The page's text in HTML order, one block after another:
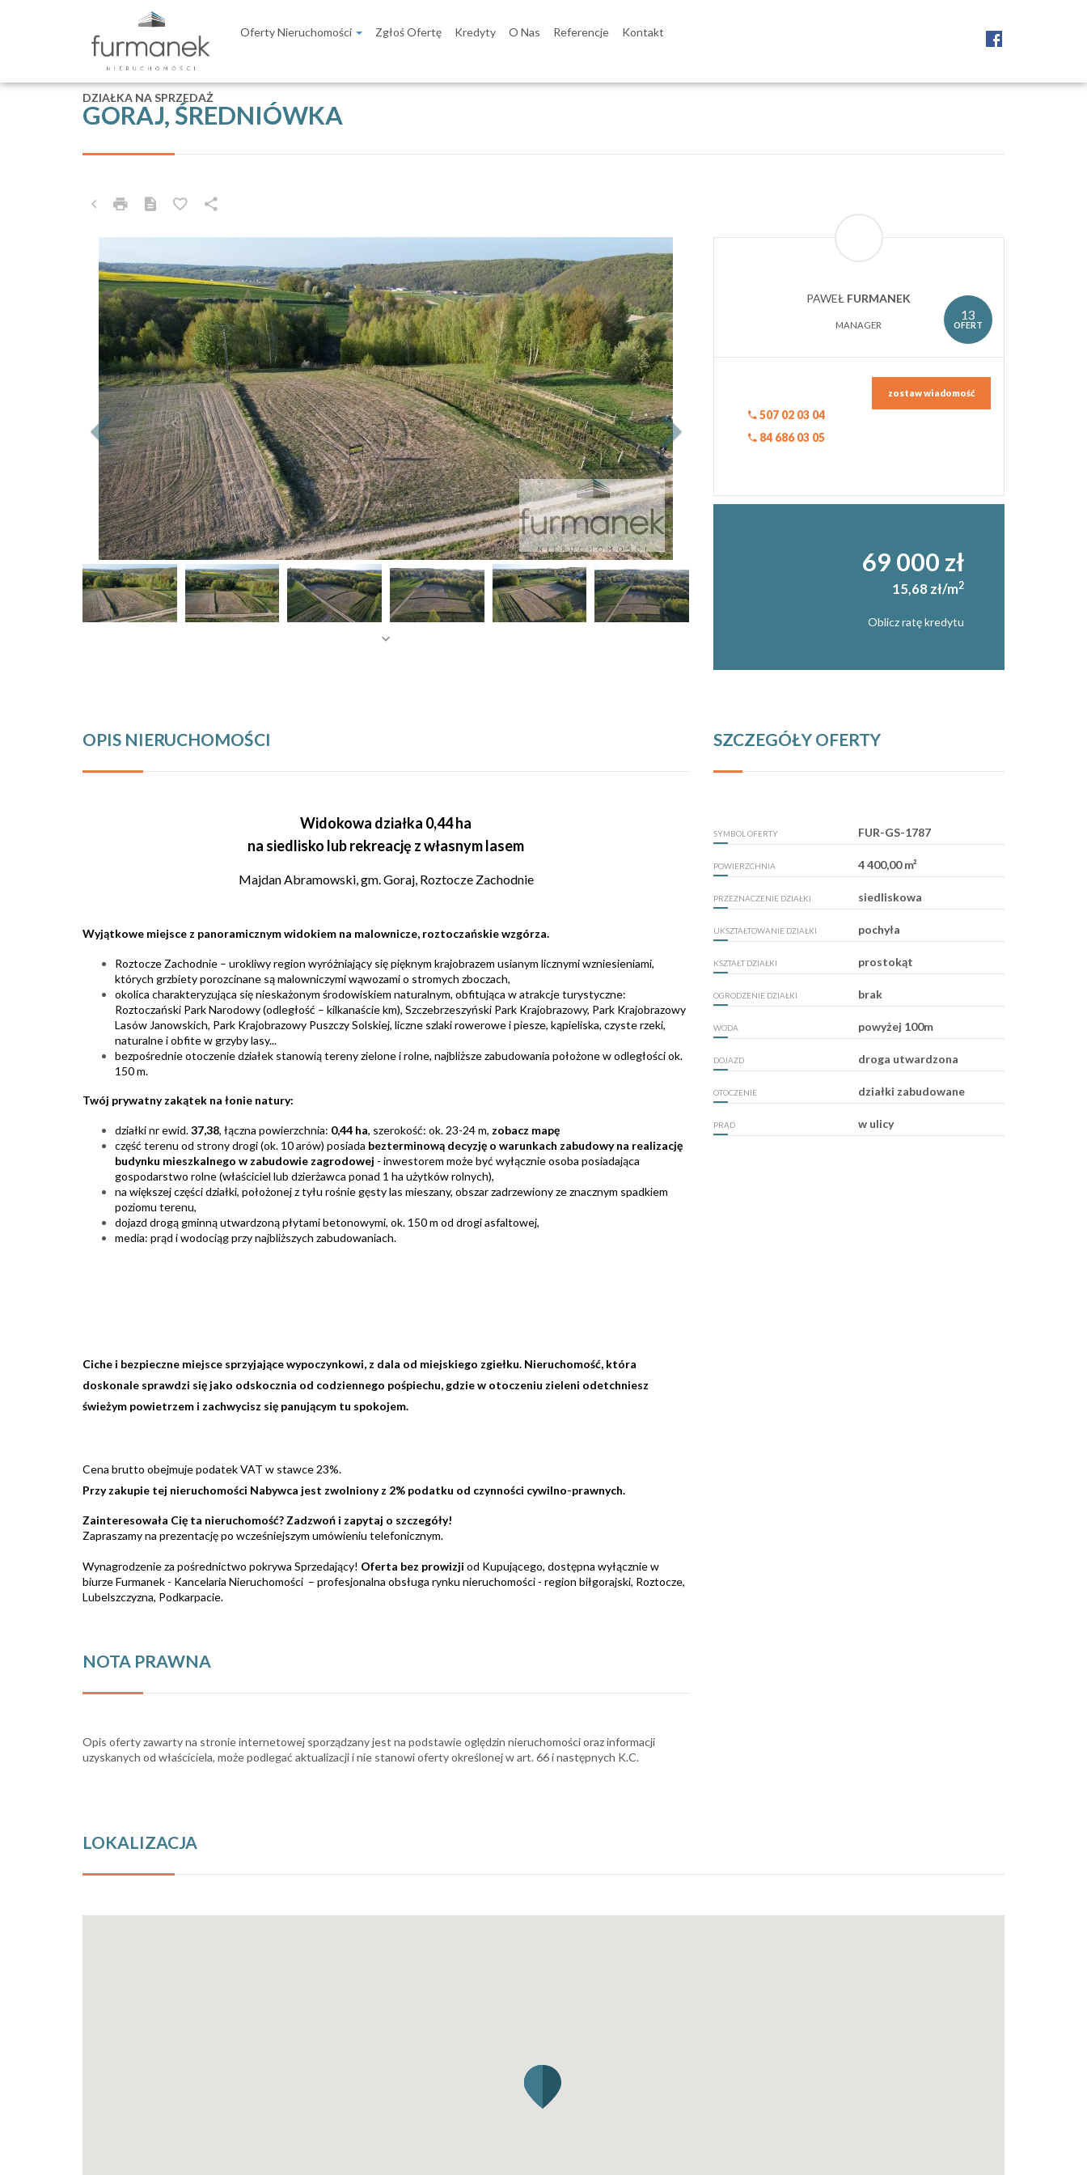
Oferty Nieruchomości Zgłoś Ofertę Kredyty O Nas Referencje Kontakt
GORAJ, ŚREDNIÓWKA
DZIAŁKA NA SPRZEDAŻ
13
OFERT
PAWEŁ FURMANEK
MANAGER
507 02 03 04
84 686 03 05
zostaw wiadomość
69 000 zł
15,68 zł/m2
Oblicz ratę kredytu
OPIS NIERUCHOMOŚCI
Widokowa działka 0,44 ha
na siedlisko lub rekreację z własnym lasem
Majdan Abramowski, gm. Goraj, Roztocze Zachodnie
Wyjątkowe miejsce z panoramicznym widokiem na malownicze, roztoczańskie wzgórza.
Roztocze Zachodnie – urokliwy region wyróżniający się pięknym krajobrazem usianym licznymi wzniesieniami,
których grzbiety porozcinane są malowniczymi wąwozami o stromych zboczach,
okolica charakteryzująca się nieskażonym środowiskiem naturalnym, obfitująca w atrakcje turystyczne:
Roztoczański Park Narodowy (odległość – kilkanaście km), Szczebrzeszyński Park Krajobrazowy, Park Krajobrazowy
Lasów Janowskich, Park Krajobrazowy Puszczy Solskiej, liczne szlaki rowerowe i piesze, kąpieliska, czyste rzeki,
naturalne i obfite w grzyby lasy...
bezpośrednie otoczenie działek stanowią tereny zielone i rolne, najbliższe zabudowania położone w odległości ok.
150 m.
Twój prywatny zakątek na łonie natury:
działki nr ewid.37,38, łączna powierzchnia: 0,44 ha, szerokość: ok. 23-24 m, zobacz mapę
część terenu od strony drogi (ok. 10 arów) posiada bezterminową decyzję o warunkach zabudowy na realizację
budynku mieszkalnego w zabudowie zagrodowej - inwestorem może być wyłącznie osoba posiadająca
gospodarstwo rolne (właściciel lub dzierżawca ponad 1 ha użytków rolnych),
na większej części działki, położonej z tyłu rośnie gęsty las mieszany, obszar zadrzewiony ze znacznym spadkiem
poziomu terenu,
dojazd drogą gminną utwardzoną płytami betonowymi, ok. 150 m od drogi asfaltowej,
media: prąd i wodociąg przy najbliższych zabudowaniach.
Ciche i bezpieczne miejsce sprzyjające wypoczynkowi, z dala od miejskiego zgiełku. Nieruchomość, która
doskonale sprawdzi się jako odskocznia od codziennego pośpiechu, gdzie w otoczeniu zieleni odetchniesz
świeżym powietrzem i zachwycisz się panującym tu spokojem.
Cena brutto obejmuje podatek VAT w stawce 23%.
Przy zakupie tej nieruchomości Nabywca jest zwolniony z 2% podatku od czynności cywilno-prawnych.
Zainteresowała Cię ta nieruchomość? Zadzwoń i zapytaj o szczegóły!
Zapraszamy na prezentację po wcześniejszym umówieniu telefonicznym.
Wynagrodzenie za pośrednictwo pokrywa Sprzedający! Oferta bez prowizji od Kupującego, dostępna wyłącznie w
biurze Furmanek - Kancelaria Nieruchomości – profesjonalna obsługa rynku nieruchomości - region biłgorajski, Roztocze,
Lubelszczyzna, Podkarpacie.
NOTA PRAWNA
Opis oferty zawarty na stronie internetowej sporządzany jest na podstawie oględzin nieruchomości oraz informacji
uzyskanych od właściciela, może podlegać aktualizacji i nie stanowi oferty określonej w art. 66 i następnych K.C.
SZCZEGÓŁY OFERTY
SYMBOL OFERTY FUR-GS-1787
POWIERZCHNIA 4 400,00 m²
PRZEZNACZENIE DZIAŁKI siedliskowa
UKSZTAŁTOWANIE DZIAŁKI pochyła
KSZTAŁT DZIAŁKI prostokąt
OGRODZENIE DZIAŁKI brak
WODA powyżej 100m
DOJAZD droga utwardzona
OTOCZENIE działki zabudowane
PRĄD w ulicy
LOKALIZACJA